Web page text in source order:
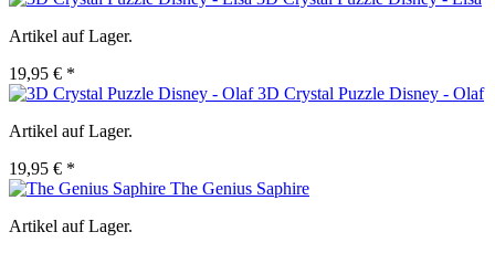
Artikel auf Lager.
19,95 € *
3D Crystal Puzzle Disney - Olaf
Artikel auf Lager.
19,95 € *
The Genius Saphire
Artikel auf Lager.